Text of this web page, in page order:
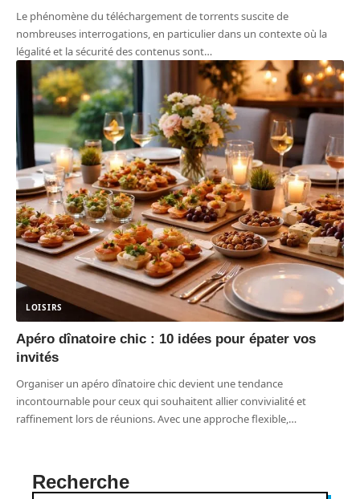
Le phénomène du téléchargement de torrents suscite de
nombreuses interrogations, en particulier dans un contexte où la
légalité et la sécurité des contenus sont…
LOISIRS
Apéro dînatoire chic : 10 idées pour épater vos
invités
Organiser un apéro dînatoire chic devient une tendance
incontournable pour ceux qui souhaitent allier convivialité et
raffinement lors de réunions. Avec une approche flexible,…
Recherche